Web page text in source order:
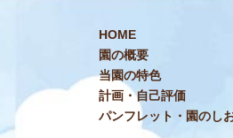
HOME
園の概要
当園の特色
計画・自己評価
パンフレット・園のし